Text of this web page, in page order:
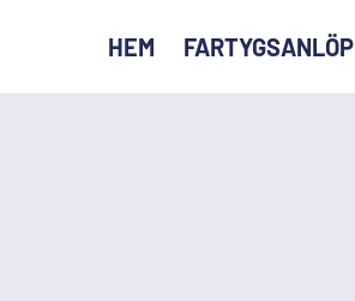
HEM FARTYGSANLÖP